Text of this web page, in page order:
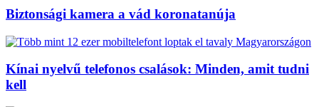
Biztonsági kamera a vád koronatanúja
Kínai nyelvű telefonos csalások: Minden, amit tudni
kell